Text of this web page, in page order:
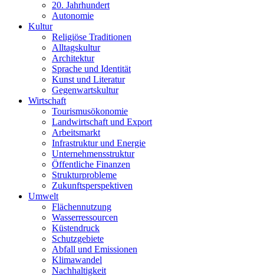
20. Jahrhundert
Autonomie
Kultur
Religiöse Traditionen
Alltagskultur
Architektur
Sprache und Identität
Kunst und Literatur
Gegenwartskultur
Wirtschaft
Tourismusökonomie
Landwirtschaft und Export
Arbeitsmarkt
Infrastruktur und Energie
Unternehmensstruktur
Öffentliche Finanzen
Strukturprobleme
Zukunftsperspektiven
Umwelt
Flächennutzung
Wasserressourcen
Küstendruck
Schutzgebiete
Abfall und Emissionen
Klimawandel
Nachhaltigkeit